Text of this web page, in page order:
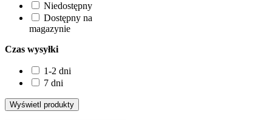
Niedostępny
Dostępny na
magazynie
Czas wysyłki
1-2 dni
7 dni